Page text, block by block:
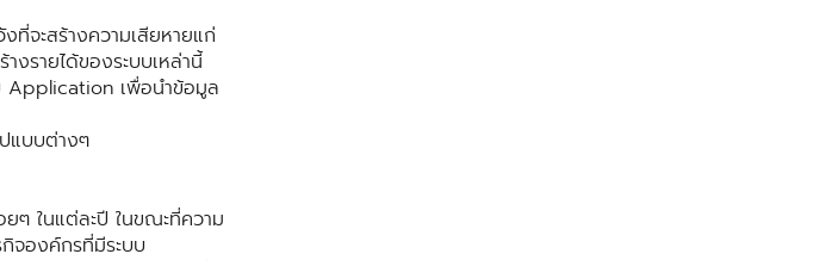
จะสร้างความเสียหายแก่
งรายได้ของระบบเหล่านี้
Application เพื่อนำข้อมูล
แบบต่างๆ
ในแต่ละปี ในขณะที่ความ
จองค์กรที่มีระบบ